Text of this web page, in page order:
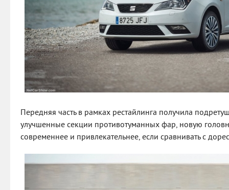
Передняя часть в рамках рестайлинга получила
улучшенные секции противотуманных фар, новую
современнее и привлекательнее, если сравнивать с